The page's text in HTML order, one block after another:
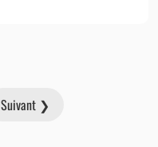
Suivant ❯